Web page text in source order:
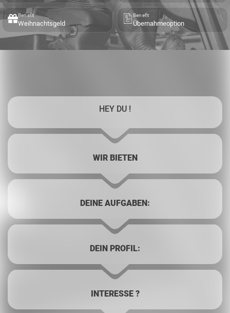
Benefit
Weihnachtsgeld
Benefit
Übernahmeoption
HEY DU !
WIR BIETEN
DEINE AUFGABEN:
DEIN PROFIL:
INTERESSE ?